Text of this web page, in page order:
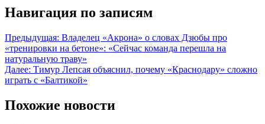
Навигация по записям
Предыдущая: Владелец «Акрона» о словах Дзюбы про
«тренировки на бетоне»: «Сейчас команда перешла на
натуральную траву»
Далее: Тимур Лепсая объяснил, почему «Краснодару» сложно
играть с «Балтикой»
Похожие новости